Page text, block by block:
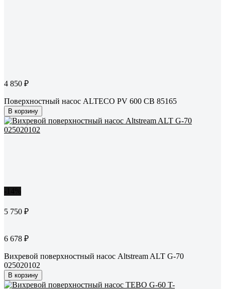
4 850 ₽
Поверхностный насос ALTECO PV 600 CB 85165
В корзину
5 750 ₽
6 678 ₽
Вихревой поверхностный насос Altstream ALT G-70
025020102
В корзину